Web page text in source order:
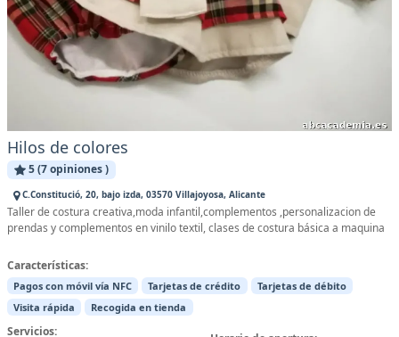
Hilos de colores
5 (7 opiniones )
C.Constitució, 20, bajo izda, 03570 Villajoyosa, Alicante
Taller de costura creativa,moda infantil,complementos ,personalizacion de
prendas y complementos en vinilo textil, clases de costura básica a maquina
Características:
Pagos con móvil vía NFC Tarjetas de crédito
Tarjetas de débito
Visita rápida
Recogida en tienda
Servicios: